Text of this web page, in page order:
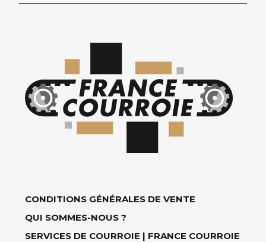
CONDITIONS GÉNÉRALES DE VENTE
QUI SOMMES-NOUS ?
SERVICES DE COURROIE | FRANCE COURROIE